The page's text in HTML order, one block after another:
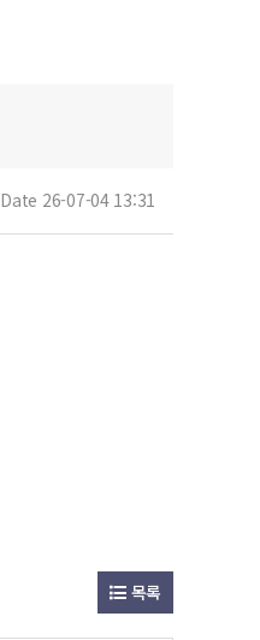
Date 26-07-04 13:31
목록